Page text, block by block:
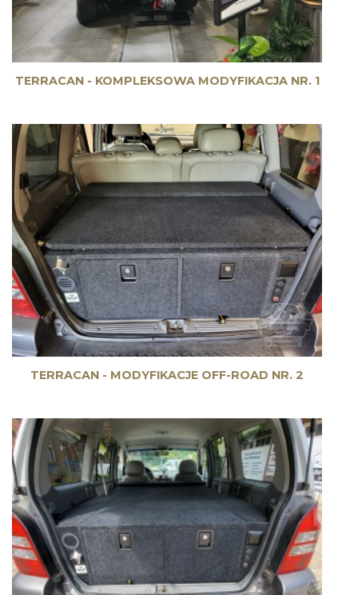
TERRACAN - KOMPLEKSOWA MODYFIKACJA NR. 1
TERRACAN - MODYFIKACJE OFF-ROAD NR. 2